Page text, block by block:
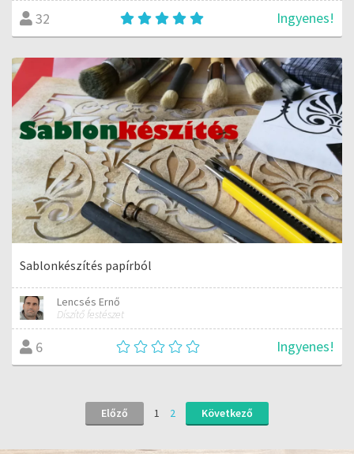
32 Ingyenes!
Sablonkészítés papírból
Lencsés Ernő
Díszítő festészet
6 Ingyenes!
Előző 1 2 Következő